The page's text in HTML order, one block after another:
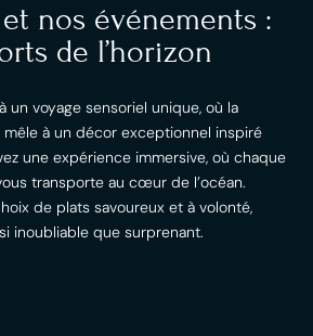
nos événements :
de l’horizon
un voyage sensoriel unique, où la
à un décor exceptionnel inspiré
une expérience immersive, où chaque
transporte au cœur de l’océan.
de plats savoureux et à volonté,
inoubliable que surprenant.